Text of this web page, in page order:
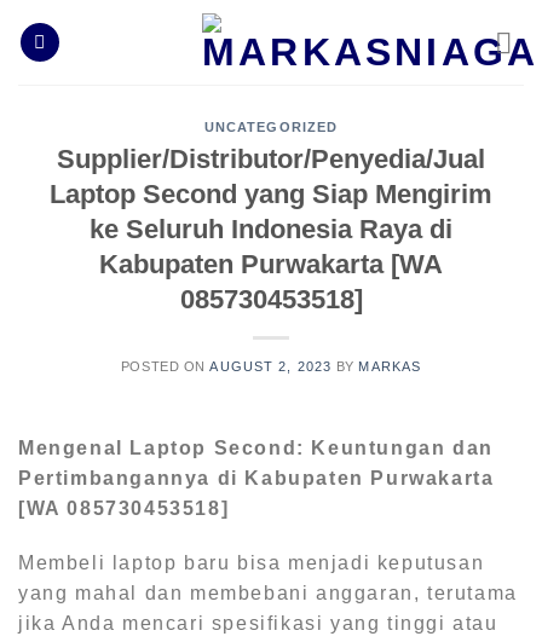
UNCATEGORIZED
Supplier/Distributor/Penyedia/Jual
Laptop Second yang Siap Mengirim
ke Seluruh Indonesia Raya di
Kabupaten Purwakarta [WA
085730453518]
POSTED ONAUGUST 2, 2023 BY MARKAS
Mengenal Laptop Second: Keuntungan dan
Pertimbangannya di Kabupaten Purwakarta
[WA 085730453518]
Membeli laptop baru bisa menjadi keputusan
yang mahal dan membebani anggaran, terutama
jika Anda mencari spesifikasi yang tinggi atau